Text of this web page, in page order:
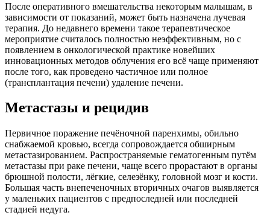
После оперативного вмешательства некоторым малышам, в
зависимости от показаний, может быть назначена лучевая
терапия. До недавнего времени такое терапевтическое
мероприятие считалось полностью неэффективным, но с
появлением в онкологической практике новейших
инновационных методов облучения его всё чаще применяют
после того, как проведено частичное или полное
(трансплантация печени) удаление печени.
Метастазы и рецидив
Первичное поражение печёночной паренхимы, обильно
снабжаемой кровью, всегда сопровождается обширным
метастазированием. Распространяемые гематогенным путём
метастазы при раке печени, чаще всего прорастают в органы
брюшной полости, лёгкие, селезёнку, головной мозг и кости.
Большая часть внепеченочных вторичных очагов выявляется
у маленьких пациентов с предпоследней или последней
стадией недуга.